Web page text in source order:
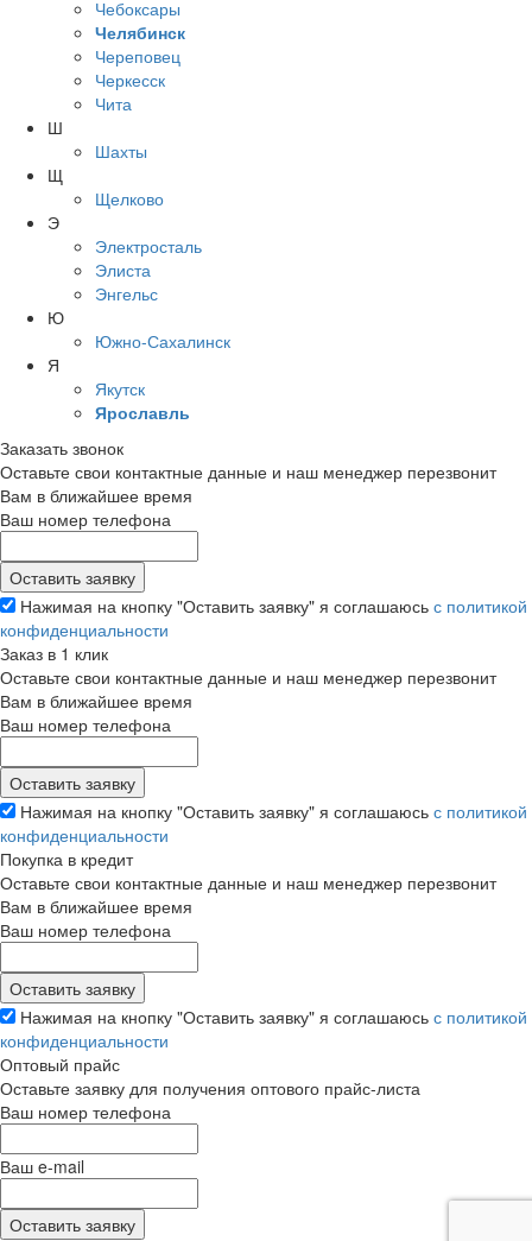
Чебоксары
Челябинск
Череповец
Черкесск
Чита
Ш
Шахты
Щ
Щелково
Э
Электросталь
Элиста
Энгельс
Ю
Южно-Сахалинск
Я
Якутск
Ярославль
Заказать звонок
Оставьте свои контактные данные и наш менеджер перезвонит
Вам в ближайшее время
Ваш номер телефона
Нажимая на кнопку "Оставить заявку" я соглашаюсь с политикой
конфиденциальности
Заказ в 1 клик
Оставьте свои контактные данные и наш менеджер перезвонит
Вам в ближайшее время
Ваш номер телефона
Нажимая на кнопку "Оставить заявку" я соглашаюсь с политикой
конфиденциальности
Покупка в кредит
Оставьте свои контактные данные и наш менеджер перезвонит
Вам в ближайшее время
Ваш номер телефона
Нажимая на кнопку "Оставить заявку" я соглашаюсь с политикой
конфиденциальности
Оптовый прайс
Оставьте заявку для получения оптового прайс-листа
Ваш номер телефона
Ваш e-mail